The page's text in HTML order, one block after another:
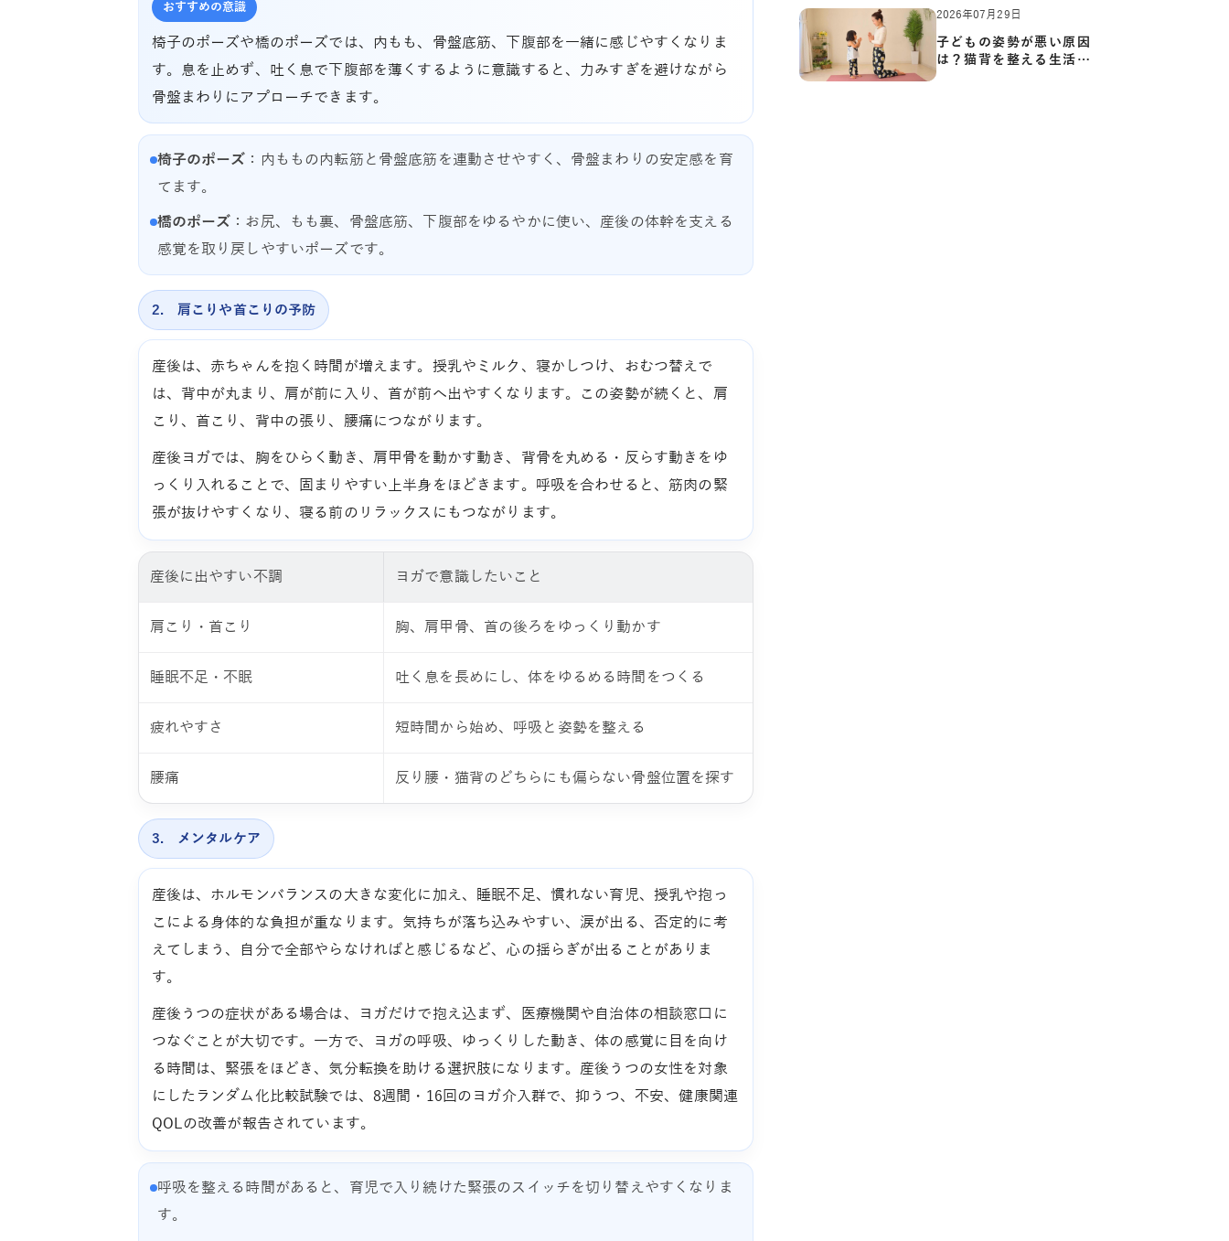
おすすめの意識
椅子のポーズや橋のポーズでは、内もも、骨盤底筋、下腹部を一緒に感じやすくなりま
す。息を止めず、吐く息で下腹部を薄くするように意識すると、力みすぎを避けながら
骨盤まわりにアプローチできます。
椅子のポーズ ：内ももの内転筋と骨盤底筋を連動させやすく、骨盤まわりの安定感を育
てます。
橋のポーズ ：お尻、もも裏、骨盤底筋、下腹部をゆるやかに使い、産後の体幹を支える
感覚を取り戻しやすいポーズです。
2. 肩こりや首こりの予防
産後は、赤ちゃんを抱く時間が増えます。授乳やミルク、寝かしつけ、おむつ替えで
は、背中が丸まり、肩が前に入り、首が前へ出やすくなります。この姿勢が続くと、肩
こり、首こり、背中の張り、腰痛につながります。
産後ヨガでは、胸をひらく動き、肩甲骨を動かす動き、背骨を丸める・反らす動きをゆ
っくり入れることで、固まりやすい上半身をほどきます。呼吸を合わせると、筋肉の緊
張が抜けやすくなり、寝る前のリラックスにもつながります。
産後に出やすい不調 ヨガで意識したいこと
肩こり・首こり 胸、肩甲骨、首の後ろをゆっくり動かす
睡眠不足・不眠 吐く息を長めにし、体をゆるめる時間をつくる
疲れやすさ 短時間から始め、呼吸と姿勢を整える
腰痛 反り腰・猫背のどちらにも偏らない骨盤位置を探す
3. メンタルケア
産後は、ホルモンバランスの大きな変化に加え、睡眠不足、慣れない育児、授乳や抱っ
こによる身体的な負担が重なります。気持ちが落ち込みやすい、涙が出る、否定的に考
えてしまう、自分で全部やらなければと感じるなど、心の揺らぎが出ることがありま
す。
産後うつの症状がある場合は、ヨガだけで抱え込まず、医療機関や自治体の相談窓口に
つなぐことが大切です。一方で、ヨガの呼吸、ゆっくりした動き、体の感覚に目を向け
る時間は、緊張をほどき、気分転換を助ける選択肢になります。産後うつの女性を対象
にしたランダム化比較試験では、8週間・16回のヨガ介入群で、抑うつ、不安、健康関連
QOLの改善が報告されています。
呼吸を整える時間があると、育児で入り続けた緊張のスイッチを切り替えやすくなりま
す。
2026年07月29日
子どもの姿勢が悪い原因
は？猫背を整える生活習
慣と…